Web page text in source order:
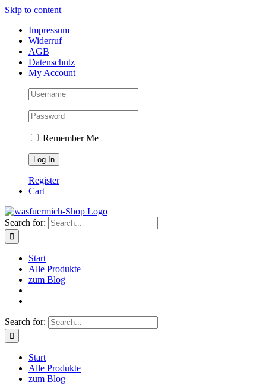
Skip to content
Impressum
Widerruf
AGB
Datenschutz
My Account
Remember Me
Register
Cart
Search for:
Start
Alle Produkte
zum Blog
Search for:
Start
Alle Produkte
zum Blog